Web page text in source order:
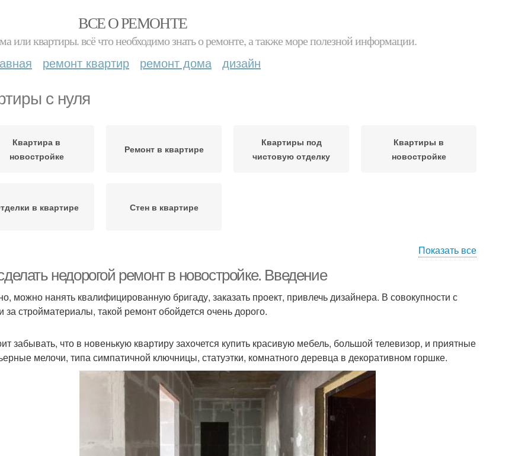
ВСЕ О РЕМОНТЕ
или квартиры. всё что необходимо знать о ремонте, а также море полезной информации.
ремонт квартир ремонт дома дизайн
с нуля
Квартира в
новостройке
Ремонт в квартире
Квартиры под
чистовую отделку
Квартиры в
новостройке
в квартире Стен в квартире
Показать все
недорогой ремонт в новостройке. Введение
можно нанять квалифицированную бригаду, заказать проект, привлечь дизайнера. В совокупности с
за стройматериалы, такой ремонт обойдется очень дорого.
забывать, что в новенькую квартиру захочется купить красивую мебель, большой телевизор, и приятные
мелочи, типа симпатичной ключницы, статуэтки, комнатного деревца в декоративном горшке.